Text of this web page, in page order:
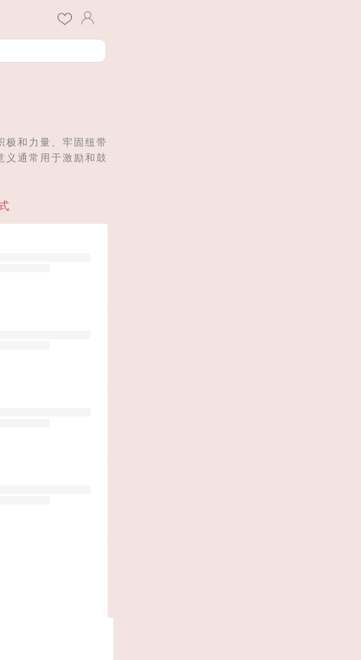
极和力量、牢固纽带
通常用于激励和鼓